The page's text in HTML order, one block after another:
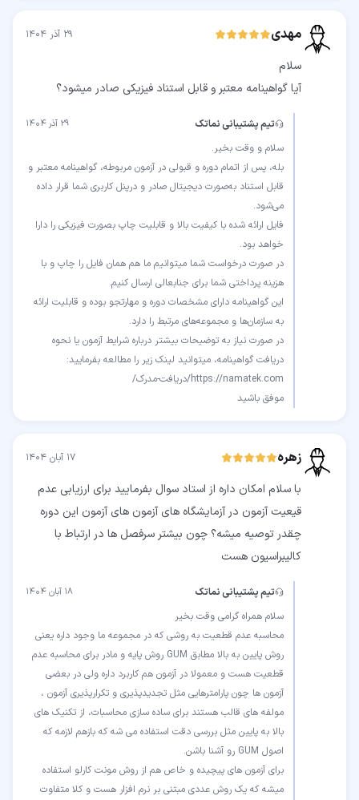
مهدی ۲۹ آذر ۱۴۰۴
آیا گواهینامه معتبر و قابل استناد فیزیكی صادر میشود؟
تیم پشتیبانی نماتک ۲۹ آذر ۱۴۰۴
بله، پس از اتمام دوره و قبولی در آزمون مربوطه، گواهینامه معتبر و
قابل استناد به‌صورت دیجیتال صادر و درپنل کاربری شما قرار داده
فایل ارائه شده با کیفیت بالا و قابلیت چاپ بصورت فیزیکی را دارا
در صورت درخواست شما میتوانیم ما هم همان فایل را چاپ و با
این گواهینامه دارای مشخصات دوره و مهارتجو بوده و قابلیت ارائه
در صورت نیاز به توضیحات بیشتر درباره شرایط آزمون یا نحوه
موفق باشید
زهره ۱۷ آبان ۱۴۰۴
با سلام امکان داره از استاد سوال بفرمایید برای ارزیابی عدم
قیعیت آزمون در آزمایشگاه های آزمون های آزمون این دوره
چقدر توصیه میشه؟ چون بیشتر سرفصل ها در ارتباط با
کالیبراسیون هست
تیم پشتیبانی نماتک ۱۸ آبان ۱۴۰۴
محاسبه عدم قطعیت به روشی که در مجموعه ما وجود داره یعنی
روش پایین به بالا مطابق GUM روش پایه و مادر برای محاسبه عدم
قطعیت هست و معمولا در آزمون هم کاربرد داره ولی در بعضی
آزمون ها چون پارامترهایی مثل تجدیدپذیری و تکرارپذیری آزمون ،
مولفه های قالب هستند برای ساده سازی محاسبات، از تکنیک های
بالا به پایین مثل بررسی دقت استفاده می شه که بازهم لازمه که
برای آزمون های پیچیده و خاص هم از روش مونت کارلو استفاده
میشه که یک روش عددی مبتنی بر نرم افزار هست و کلا متفاوت